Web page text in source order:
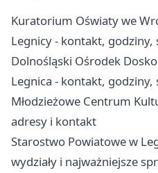
Kuratorium Oświaty we
Legnicy - kontakt, godziny,
Dolnośląski Ośrodek
Legnica - kontakt, godziny,
Młodzieżowe Centrum
adresy i kontakt
Starostwo Powiatowe w
wydziały i najważniejsze